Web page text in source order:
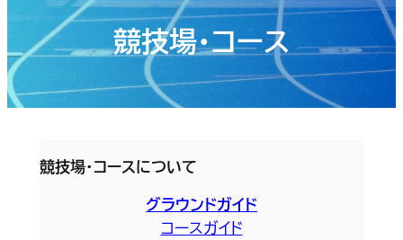
競技場・コース
競技場・コースについて
グラウンドガイド
コースガイド